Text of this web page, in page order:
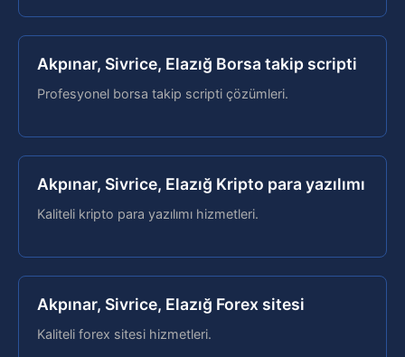
Akpınar, Sivrice, Elazığ Borsa takip scripti
Profesyonel borsa takip scripti çözümleri.
Akpınar, Sivrice, Elazığ Kripto para yazılımı
Kaliteli kripto para yazılımı hizmetleri.
Akpınar, Sivrice, Elazığ Forex sitesi
Kaliteli forex sitesi hizmetleri.